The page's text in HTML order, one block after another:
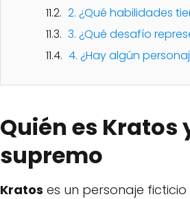
2. ¿Qué habilidades
3. ¿Qué desafío
4. ¿Hay algún
Quién es
supremo
Kratos es un personaje